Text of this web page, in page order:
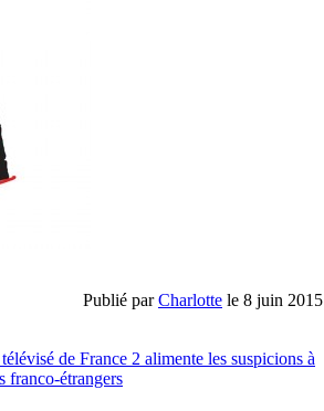
Publié parCharlotte le 8 juin 2015
de France 2 alimente les suspicions à
franco-étrangers